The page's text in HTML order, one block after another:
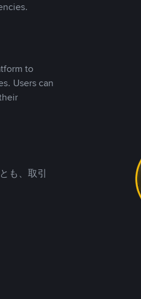
to
Users can
も、取引